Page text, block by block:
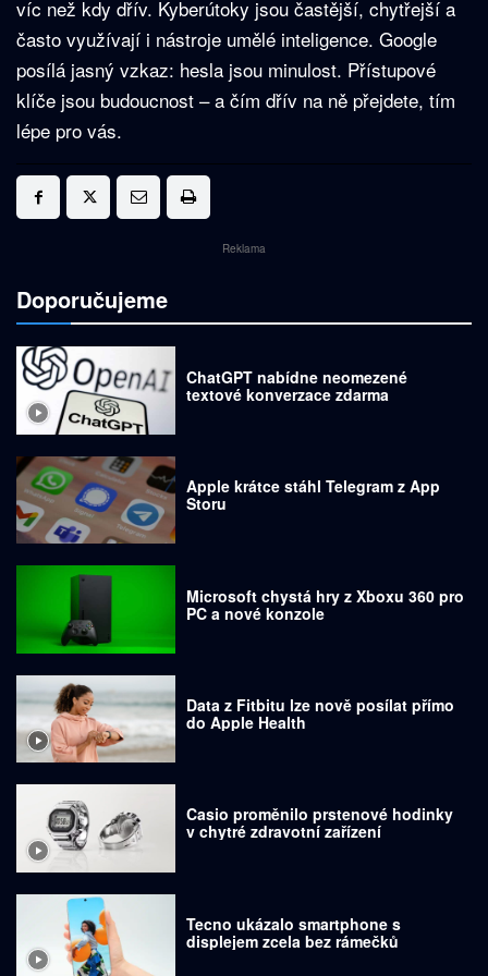
víc než kdy dřív. Kyberútoky jsou častější, chytřejší a
často využívají i nástroje umělé inteligence. Google
posílá jasný vzkaz: hesla jsou minulost. Přístupové
klíče jsou budoucnost – a čím dřív na ně přejdete, tím
lépe pro vás.
Reklama
Doporučujeme
ChatGPT nabídne neomezené
textové konverzace zdarma
Apple krátce stáhl Telegram z App
Storu
Microsoft chystá hry z Xboxu 360 pro
PC a nové konzole
Data z Fitbitu lze nově posílat přímo
do Apple Health
Casio proměnilo prstenové hodinky
v chytré zdravotní zařízení
Tecno ukázalo smartphone s
displejem zcela bez rámečků